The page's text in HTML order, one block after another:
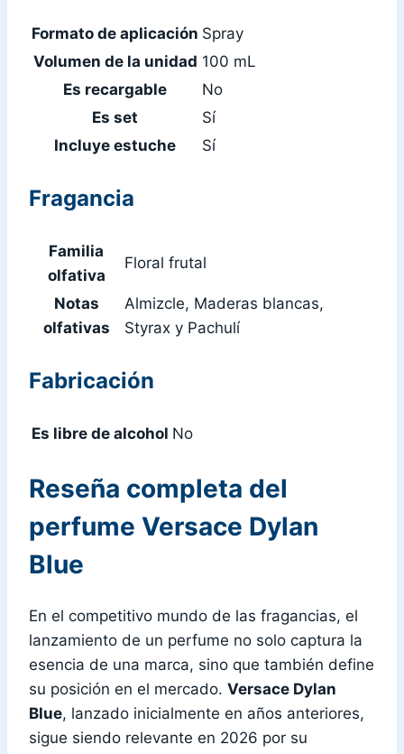
Formato de aplicación Spray
Volumen de la unidad 100 mL
Es recargable
No
Es set
Sí
Incluye estuche
Sí
Fragancia
Familia
olfativa
Floral frutal
Notas
olfativas
Almizcle, Maderas blancas,
Styrax y Pachulí
Fabricación
Es libre de alcohol No
Reseña completa del
perfume Versace Dylan
Blue
En el competitivo mundo de las fragancias, el
lanzamiento de un perfume no solo captura la
esencia de una marca, sino que también define
su posición en el mercado. Versace Dylan
Blue, lanzado inicialmente en años anteriores,
sigue siendo relevante en 2026 por su